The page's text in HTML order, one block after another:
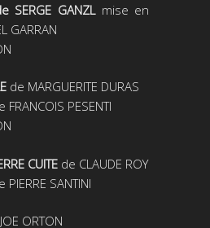
SERGE GANZLmise en
GARRAN
de MARGUERITE DURAS
PESENTI
CUITEde CLAUDE ROY
SANTINI
ORTON